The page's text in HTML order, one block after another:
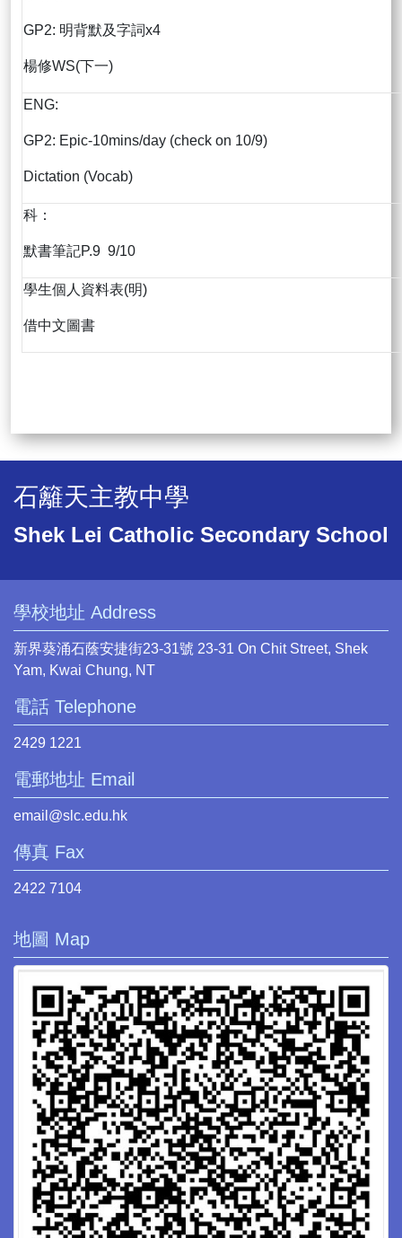
GP2: 明背默及字詞x4
楊修WS(下一)
ENG:
GP2: Epic-10mins/day (check on 10/9)
Dictation (Vocab)
科：
默書筆記P.9 9/10
學生個人資料表(明)
借中文圖書
石籬天主教中學
Shek Lei Catholic Secondary School
學校地址 Address
新界葵涌石蔭安捷街23-31號 23-31 On Chit Street, Shek
Yam, Kwai Chung, NT
電話 Telephone
2429 1221
電郵地址 Email
email@slc.edu.hk
傳真 Fax
2422 7104
地圖 Map